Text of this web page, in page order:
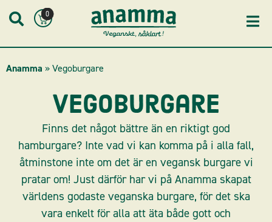
Skip
0
Anamma »Vegoburgare
Vegoburgare
Finns det något bättre än en riktigt god
hamburgare? Inte vad vi kan komma på i alla fall,
åtminstone inte om det är en vegansk burgare vi
pratar om! Just därför har vi på Anamma skapat
världens godaste veganska burgare, för det ska
vara enkelt för alla att äta både gott och